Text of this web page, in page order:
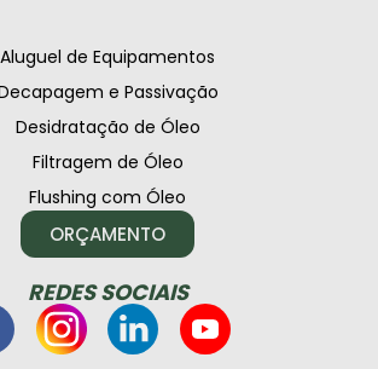
Aluguel de Equipamentos
e Passivação
Desidratação de Óleo
Filtragem de Óleo
Flushing com Óleo
ORÇAMENTO
REDES SOCIAIS